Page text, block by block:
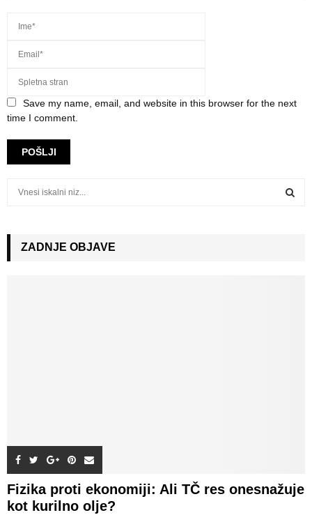
Save my name, email, and website in this browser for the next
time I comment.
ZADNJE OBJAVE
Fizika proti ekonomiji: Ali TČ res onesnažuje
kot kurilno olje?